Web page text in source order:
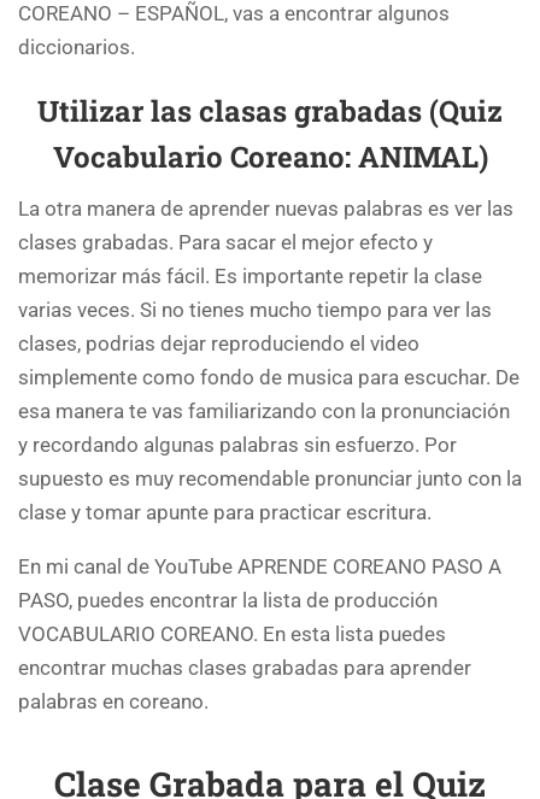
COREANO – ESPAÑOL, vas a encontrar algunos
diccionarios.
Utilizar las clasas grabadas (Quiz
Vocabulario Coreano: ANIMAL)
La otra manera de aprender nuevas palabras es ver las
clases grabadas. Para sacar el mejor efecto y
memorizar más fácil. Es importante repetir la clase
varias veces. Si no tienes mucho tiempo para ver las
clases, podrias dejar reproduciendo el video
simplemente como fondo de musica para escuchar. De
esa manera te vas familiarizando con la pronunciación
y recordando algunas palabras sin esfuerzo. Por
supuesto es muy recomendable pronunciar junto con la
clase y tomar apunte para practicar escritura.
En mi canal de YouTube APRENDE COREANO PASO A
PASO, puedes encontrar la lista de producción
VOCABULARIO COREANO. En esta lista puedes
encontrar muchas clases grabadas para aprender
palabras en coreano.
Clase Grabada para el Quiz